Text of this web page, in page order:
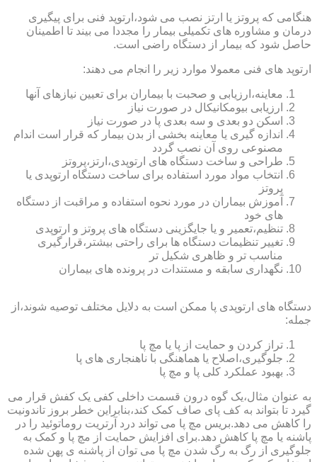
هنگامی که پروتز یا ارتز نصب می شود،ارتوپد فنی برای پیگیری
درمان و مشاوره های تکمیلی بیمار را مجددا می بیند تا اطمینان
حاصل شود که بیمار از دستگاه راضی است.
ارتوپد های فنی معمولا موارد زیر را انجام می دهند:
معاینه،ارزیابی و صحبت با بیماران برای تعیین نیازهای آنها
ارزیابی بیومکانیکال در صورت نیاز
اسکن دو بعدی و سه بعدی پا در صورت نیاز
اندازه گیری یا معاینه بخشی از بدن بیمار که قرار است اندام
مصنوعی روی آن نصب گردد
طراحی و ساخت دستگاه های ارتوپدی،ارتز،پروتز
انتخاب مواد مورد استفاده برای ساخت دستگاه ارتوپدی یا
پروتز
آموزش بیماران در مورد نحوه استفاده و مراقبت از دستگاه
های خود
تنظیم،تعمیر و یا جایگزینی دستگاه های پروتز و ارتوپدی
تغییر تنظیمات دستگاه ها برای راحتی بیشتر،قرارگیری
مناسب تر و ظاهری شکیل تر
نگهداری سابقه و مستندات در پرونده های بیماران
دستگاه های ارتوپدی پا ممکن است به دلایل مختلف توصیه شوند،از
جمله:
تراز کردن و حمایت از پا یا مچ پا
جلوگیری،اصلاح یا هماهنگی با ناهنجاری های پا
بهبود عملکرد کلی پا و مچ پا
به عنوان مثال،یک گوه درون قسمت داخلی کفی یک کفش قرار می
گیرد تا بتواند به کف پای صاف کمک کند،بنابراین خطر بروز تاندونیت
را کاهش می دهد.بریس مچ پا می تواند درد آرتریت روماتوئید را در
پاشنه یا مچ پا کاهش دهد.برای افزایش حمایت از مچ پا و کمک به
جلوگیری از رگ به رگ شدن مچ پا می توان از پاشنه ی پهن شده